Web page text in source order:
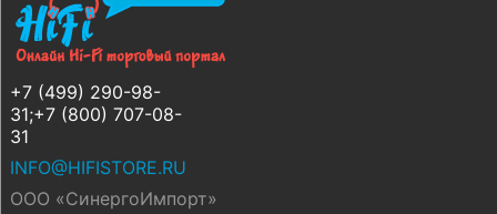
+7 (499) 290-98-
31;+7 (800) 707-08-
31
INFO@HIFISTORE.RU
ООО «СинергоИмпорт»